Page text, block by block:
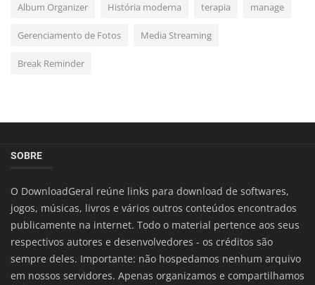
Album Organizer História moderna terapia manage
Gerenciamento de Fotos Media Streaming
Break Reminder
SOBRE
O DownloadGeral reúne links para download de softwares,
jogos, músicas, livros e vários outros conteúdos encontrados
publicamente na internet. Todo o material pertence aos seus
respectivos autores e desenvolvedores - os créditos são
sempre deles. Importante: não hospedamos nenhum arquivo
em nossos servidores. Apenas organizamos e compartilhamos